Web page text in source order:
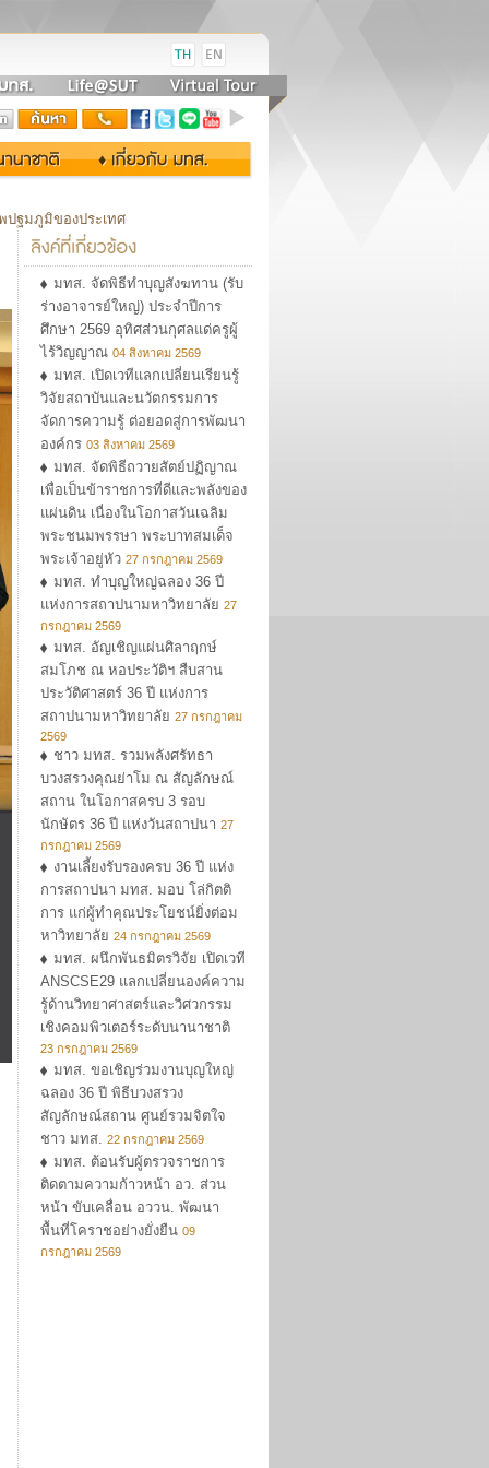
ฐมภูมิของประเทศ
มทส. จัดพิธีทำบุญสังฆทาน (รับ
ร่างอาจารย์ใหญ่) ประจำปีการ
ศึกษา 2569 อุทิศส่วนกุศลแด่ครูผู้
ไร้วิญญาณ 04 สิงหาคม 2569
มทส. เปิดเวทีแลกเปลี่ยนเรียนรู้
วิจัยสถาบันและนวัตกรรมการ
จัดการความรู้ ต่อยอดสู่การพัฒนา
องค์กร 03 สิงหาคม 2569
มทส. จัดพิธีถวายสัตย์ปฏิญาณ
เพื่อเป็นข้าราชการที่ดีและพลังของ
แผ่นดิน เนื่องในโอกาสวันเฉลิม
พระชนมพรรษา พระบาทสมเด็จ
พระเจ้าอยู่หัว 27 กรกฎาคม 2569
มทส. ทำบุญใหญ่ฉลอง 36 ปี
แห่งการสถาปนามหาวิทยาลัย 27
กรกฎาคม 2569
มทส. อัญเชิญแผ่นศิลาฤกษ์
สมโภช ณ หอประวัติฯ สืบสาน
ประวัติศาสตร์ 36 ปี แห่งการ
สถาปนามหาวิทยาลัย 27 กรกฎาคม
2569
ชาว มทส. รวมพลังศรัทธา
บวงสรวงคุณย่าโม ณ สัญลักษณ์
สถาน ในโอกาสครบ 3 รอบ
นักษัตร 36 ปี แห่งวันสถาปนา 27
กรกฎาคม 2569
งานเลี้ยงรับรองครบ 36 ปี แห่ง
การสถาปนา มทส. มอบ โล่กิตติ
การ แก่ผู้ทำคุณประโยชน์ยิ่งต่อม
หาวิทยาลัย 24 กรกฎาคม 2569
มทส. ผนึกพันธมิตรวิจัย เปิดเวที
ANSCSE29 แลกเปลี่ยนองค์ความ
รู้ด้านวิทยาศาสตร์และวิศวกรรม
เชิงคอมพิวเตอร์ระดับนานาชาติ
23 กรกฎาคม 2569
มทส. ขอเชิญร่วมงานบุญใหญ่
ฉลอง 36 ปี พิธีบวงสรวง
สัญลักษณ์สถาน ศูนย์รวมจิตใจ
ชาว มทส. 22 กรกฎาคม 2569
มทส. ต้อนรับผู้ตรวจราชการ
ติดตามความก้าวหน้า อว. ส่วน
หน้า ขับเคลื่อน อววน. พัฒนา
พื้นที่โคราชอย่างยั่งยืน 09
กรกฎาคม 2569